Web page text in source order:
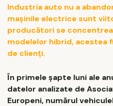
Industria auto nu a
mașinile electrice sunt
producători se
modelelor hibrid, acestea
de clienți.
În primele șapte luni ale
datelor analizate de
Europeni, numărul